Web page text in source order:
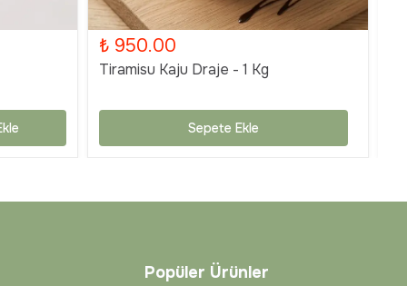
₺ 950.00
Tiramisu Kaju Draje - 1 Kg
Sepete Ekle
Popüler Ürünler